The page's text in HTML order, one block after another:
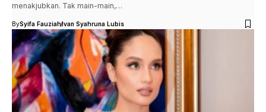
menakjubkan. Tak main-main,…
BySyifa FauziahIvan Syahruna Lubis